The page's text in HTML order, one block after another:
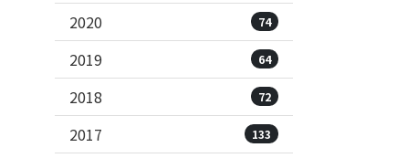
2020 74
2019 64
2018 72
2017 133